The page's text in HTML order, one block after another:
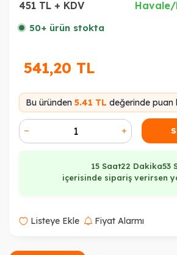
451 TL + KDV
Havale/
50+ ürün stokta
541,20 TL
Bu üründen 5.41 TL değerinde puan
15 Saat22 Dakika53
içerisinde sipariş verirsen
Listeye Ekle Fiyat Alarmı